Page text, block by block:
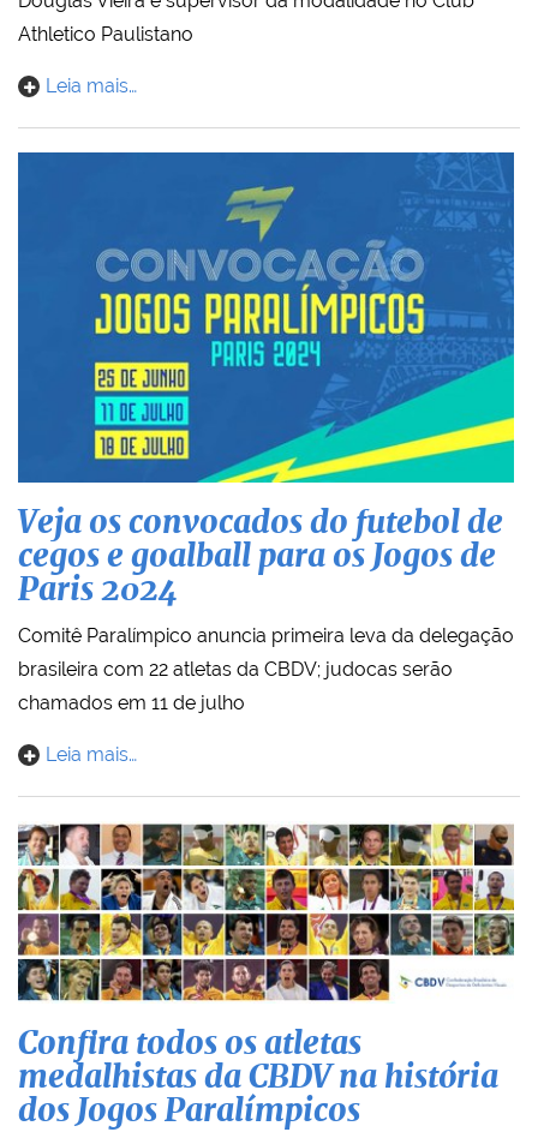
Athletico Paulistano
Leia mais…
Veja os convocados do futebol de
cegos e goalball para os Jogos de
Paris 2024
Comitê Paralímpico anuncia primeira leva da delegação
brasileira com 22 atletas da CBDV; judocas serão
chamados em 11 de julho
Leia mais…
Confira todos os atletas
medalhistas da CBDV na história
dos Jogos Paralímpicos